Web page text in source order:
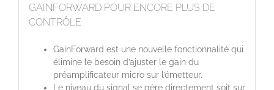
GAINFORWARD POUR ENCORE PLUS DE
CONTRÔLE
GainForward est une nouvelle fonctionnalité qui
élimine le besoin d’ajuster le gain du
préamplificateur micro sur l’émetteur.
Le niveau du signal se gère directement soit sur